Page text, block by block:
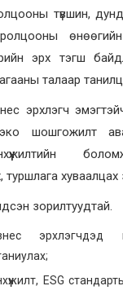
түвшин,
эрх тэгш
талаар
эрхлэгч
шошгожилт
туршлага хуваалцах
зорилтуудтай.
эрхлэгчдэд
ESG